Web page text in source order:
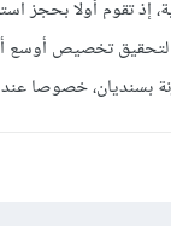
إذ تقوم أولا بحجز
تخصيص أوسع أو
بسنديان،